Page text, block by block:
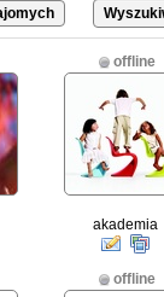
offline
akademia
offline